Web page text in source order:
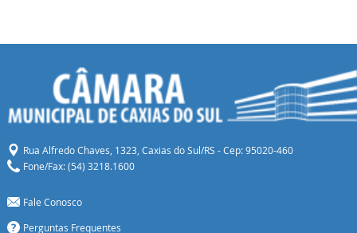
Rua Alfredo Chaves, 1323, Caxias do Sul/RS - Cep: 95020-460
Fone/Fax: (54) 3218.1600
Fale Conosco
Perguntas Frequentes